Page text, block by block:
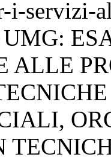
i-servizi-
UMG: